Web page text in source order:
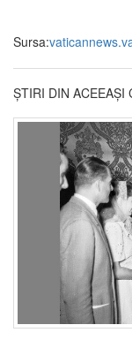
Sursa:
ȘTIRI DIN ACEEAȘI